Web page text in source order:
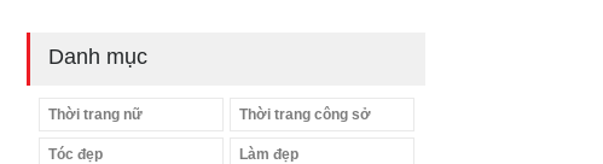
Danh mục
Thời trang nữ Thời trang công sở
Tóc đẹp Làm đẹp